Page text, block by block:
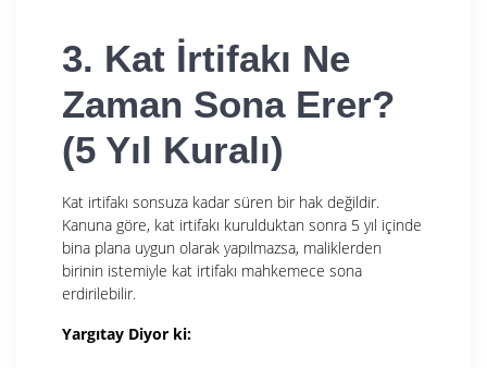
3. Kat İrtifakı Ne
Zaman Sona Erer?
(5 Yıl Kuralı)
Kat irtifakı sonsuza kadar süren bir hak değildir.
Kanuna göre, kat irtifakı kurulduktan sonra 5 yıl içinde
bina plana uygun olarak yapılmazsa, maliklerden
birinin istemiyle kat irtifakı mahkemece sona
erdirilebilir.
Yargıtay Diyor ki: